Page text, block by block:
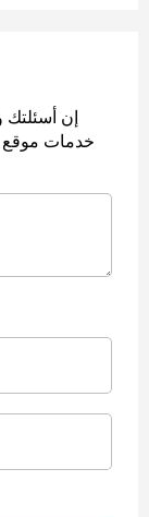
إن أسئلتك
خدمات موقع